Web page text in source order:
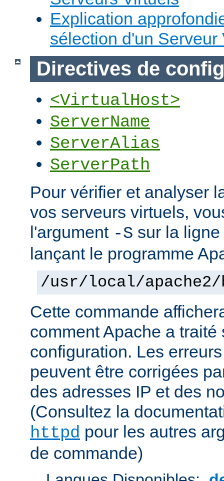
Explication
sélection d'un Serveur
Directives de
<VirtualHost>
ServerName
ServerAlias
ServerPath
Pour vérifier et analyser
vos serveurs virtuels,
l'argument -S sur la
lançant le programme
/usr/local/
Cette commande
comment Apache a traité
configuration. Les
peuvent être corrigées
des adresses IP et des
(Consultez la
httpd pour les autres
de commande)